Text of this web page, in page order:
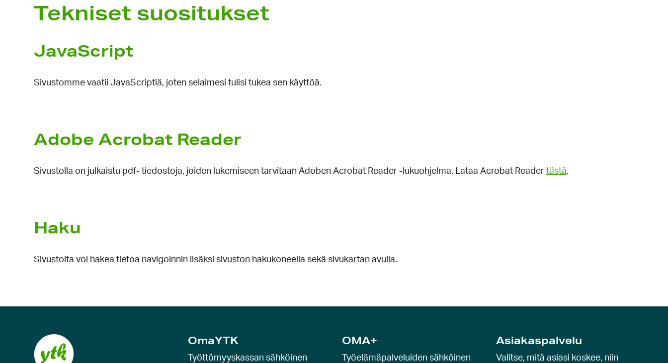
Tekniset suositukset
JavaScript
Sivustomme vaatii JavaScriptiä, joten selaimesi tulisi tukea sen käyttöä.
Adobe Acrobat Reader
Sivustolla on julkaistu pdf- tiedostoja, joiden lukemiseen tarvitaan Adoben Acrobat Reader -lukuohjelma. Lataa Acrobat Reader tästä.
Haku
Sivustolta voi hakea tietoa navigoinnin lisäksi sivuston hakukoneella sekä sivukartan avulla.
OmaYTK
Työttömyyskassan sähköinen
OMA+
Työelämäpalveluiden sähköinen
Asiakaspalvelu
Valitse, mitä asiasi koskee, niin